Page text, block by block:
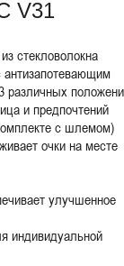
V31
стекловолокна
различных
и предпочтений
с шлемом)
очки на месте
улучшенное
индивидуальной